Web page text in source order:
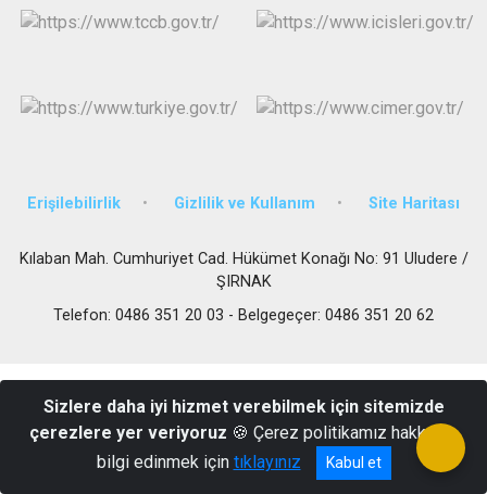
Erişilebilirlik Gizlilik ve Kullanım Site Haritası
Kılaban Mah. Cumhuriyet Cad. Hükümet Konağı No: 91 Uludere /
ŞIRNAK
Telefon: 0486 351 20 03 - Belgegeçer: 0486 351 20 62
Sizlere daha iyi hizmet verebilmek için sitemizde
çerezlere yer veriyoruz 🍪 Çerez politikamız hakkında
bilgi edinmek için tıklayınız Kabul et